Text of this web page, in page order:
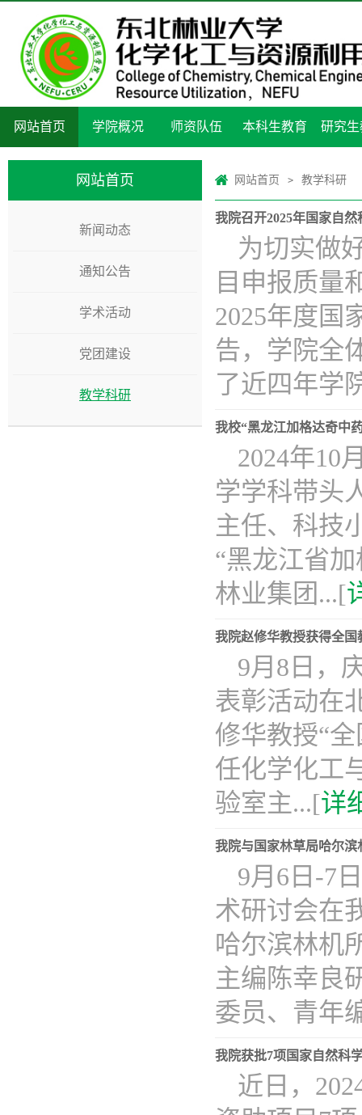
网站首页 学院概况 师资队伍 本科生教育 研究生
网站首页
新闻动态
通知公告
学术活动
党团建设
教学科研
网站首页 > 教学科研
我院召开2025年国家自
为切实做
目申报质量
2025年度国
告，学院全
了近四年学
我校“黑龙江加格达奇中
2024年10
学学科带头
主任、科技
“黑龙江省
林业集团...[
我院赵修华教授获得全
​9月8日，
表彰活动在
修华教授“
任化学化工
验室主...[详
我院与国家林草局哈尔
9月6日-7
术研讨会在
哈尔滨林机
主编陈幸良
委员、青年
我院获批7项国家自然科
近日，